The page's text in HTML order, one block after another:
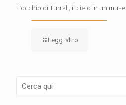
L’occhio di Turrell, il cielo in un
Leggi altro